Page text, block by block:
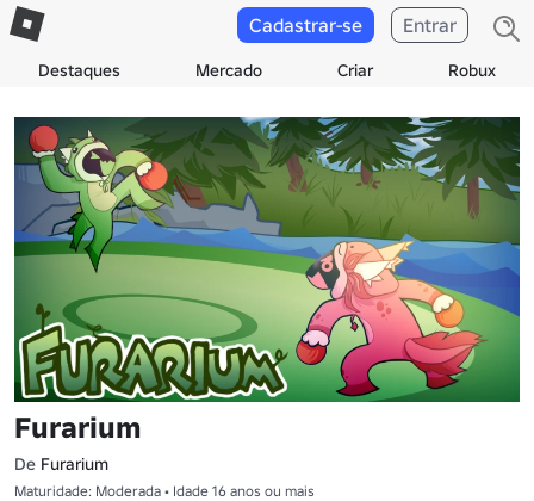
Destaques Mercado Criar Robux
Cadastrar-se Entrar
Furarium
De Furarium
Maturidade: Moderada • Idade 16 anos ou mais